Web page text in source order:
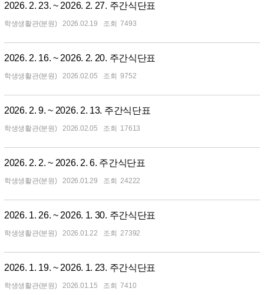
2026. 2. 23. ~ 2026. 2. 27. 주간식단표
학생생활관(분원) 2026.02.19 7493
2026. 2. 16. ~ 2026. 2. 20. 주간식단표
학생생활관(분원) 2026.02.05 9752
2026. 2. 9. ~ 2026. 2. 13. 주간식단표
학생생활관(분원) 2026.02.05 17613
2026. 2. 2. ~ 2026. 2. 6. 주간식단표
학생생활관(분원) 2026.01.29 24222
2026. 1. 26. ~ 2026. 1. 30. 주간식단표
학생생활관(분원) 2026.01.22 27392
2026. 1. 19. ~ 2026. 1. 23. 주간식단표
학생생활관(분원) 2026.01.15 7410